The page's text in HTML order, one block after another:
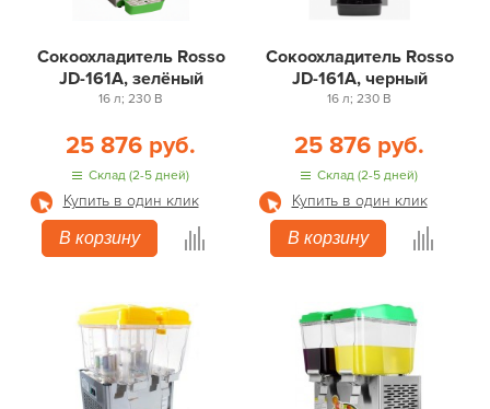
Сокоохладитель Rosso
JD-161A, зелёный
16 л; 230 В
25 876 руб.
Склад (2-5 дней)
Купить в один клик
В корзину
Сокоохладитель Rosso
JD-161A, черный
16 л; 230 В
25 876 руб.
Склад (2-5 дней)
Купить в один клик
В корзину